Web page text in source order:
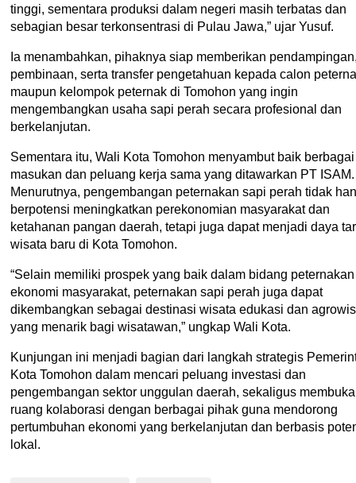
tinggi, sementara produksi dalam negeri masih terbatas dan
sebagian besar terkonsentrasi di Pulau Jawa,” ujar Yusuf.
Ia menambahkan, pihaknya siap memberikan
pembinaan, serta transfer pengetahuan kepada calon
maupun kelompok peternak di Tomohon yang ingin
mengembangkan usaha sapi perah secara profesional dan
berkelanjutan.
Sementara itu, Wali Kota Tomohon menyambut baik berbagai
masukan dan peluang kerja sama yang ditawarkan PT ISAM.
Menurutnya, pengembangan peternakan sapi perah tidak
berpotensi meningkatkan perekonomian masyarakat dan
ketahanan pangan daerah, tetapi juga dapat menjadi daya
wisata baru di Kota Tomohon.
“Selain memiliki prospek yang baik dalam bidang
ekonomi masyarakat, peternakan sapi perah juga dapat
dikembangkan sebagai destinasi wisata edukasi dan
yang menarik bagi wisatawan,” ungkap Wali Kota.
Kunjungan ini menjadi bagian dari langkah strategis
Kota Tomohon dalam mencari peluang investasi dan
pengembangan sektor unggulan daerah, sekaligus membuka
ruang kolaborasi dengan berbagai pihak guna mendorong
pertumbuhan ekonomi yang berkelanjutan dan berbasis
lokal.